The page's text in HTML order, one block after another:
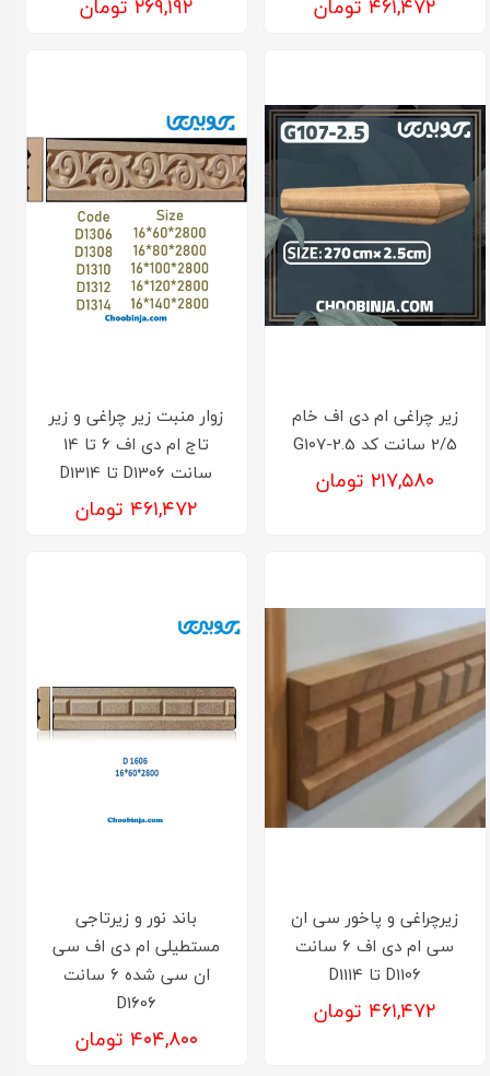
۴۶۱,۴۷۲ تومان ۲۶۹,۱۹۲ تومان
زیر چراغی ام دی اف خام
2/5 سانت کد G107-2.5
۲۱۷,۵۸۰ تومان
زوار منبت زیر چراغی و زیر
تاج ام دی اف 6 تا 14
سانت D1306 تا D1314
۴۶۱,۴۷۲ تومان
زیرچراغی و پاخور سی ان
سی ام دی اف 6 سانت
D1106 تا D1114
۴۶۱,۴۷۲ تومان
باند نور و زیرتاجی
مستطیلی ام دی اف سی
ان سی شده 6 سانت
D1606
۴۰۴,۸۰۰ تومان